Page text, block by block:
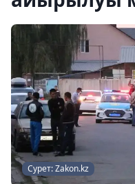
Сурет: Zakon.kz